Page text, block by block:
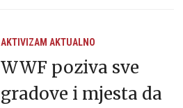
AKTIVIZAM AKTUALNO
WWF poziva sve
gradove i mjesta da